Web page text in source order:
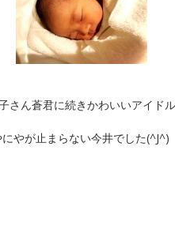
さん蒼君に続きかわいいアイド
にやが止まらない今井でした